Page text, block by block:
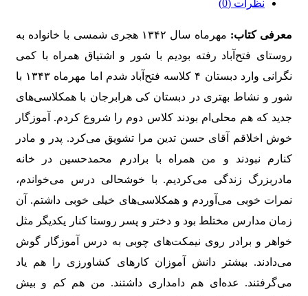
نظرات (0)
معرفی کتاب:
مهرماه سال ۱۳۴۲ هجری شمسی با خانواده به
روستای فتح‌آباد رفته بودیم با شور و اشتیاق همراه با کمی
نگرانی وارد دبستان ۴ کلاسه فتح‌آباد شدم اما مهرماه ۱۳۴۳ با
شور و نشاط بهتری در دبستان کی هرابرجان با همکلاسی‌های
جدید که هم محلی‌ام بودند کلاس دوم را شروع کردم. آموزگار
خوش اخلاقم آقای حسن تدین مرا تشویق می‌کرد. پدر و مادر
کنارم نبودند و من همراه با برادرم محمدحسین در خانه
مادربزرگ زندگی می‌کردیم. با خوشحالی درس می‌خواندم،
نمرات خوبی می‌آوردم و همکلاسی‌های خیلی خوبی داشتم. آن
زمان مدارس مختلط بود و دختر و پسر روستا کنار یکدیگر مثل
خواهر و برادر روی نیمکت‌های چوبی به درس آموزگار گوش
می‌دادند. بیشتر دانش آموزان کارهای کشاورزی را هم یاد
می‌گرفتند. عده‌ای هم دامداری داشتند. من هم کم و بیش